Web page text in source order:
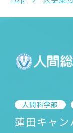
人間科学部
蓮田キャン